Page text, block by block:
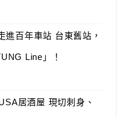
進百年車站 台東舊站，
Line」！
居酒屋 現切刺身、